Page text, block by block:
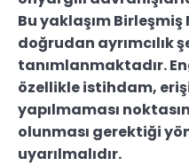
Bu yaklaşım
doğrudan ayrımcılık
tanımlanmaktadır.
özellikle istihdam,
yapılmaması
olunması gerektiği
uyarılmalıdır.